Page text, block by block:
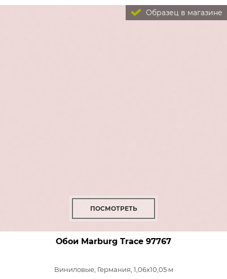
Образец в магазине
ПОСМОТРЕТЬ
Обои Marburg Trace 97767
Виниловые, Германия, 1,06x10,05 м